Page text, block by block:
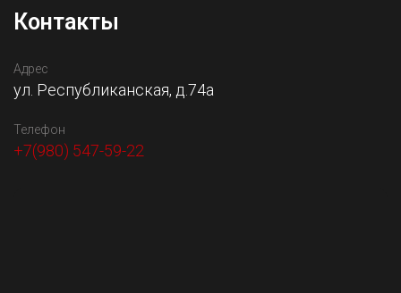
Контакты
Адрес
ул. Республиканская, д.74а
Телефон
+7(980) 547-59-22